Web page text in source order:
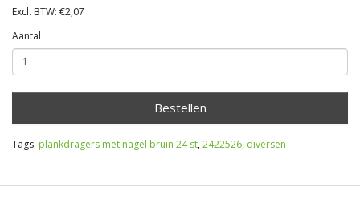
Excl. BTW: €2,07
Aantal
Bestellen
Tags: plankdragers met nagel bruin 24 st, 2422526, diversen